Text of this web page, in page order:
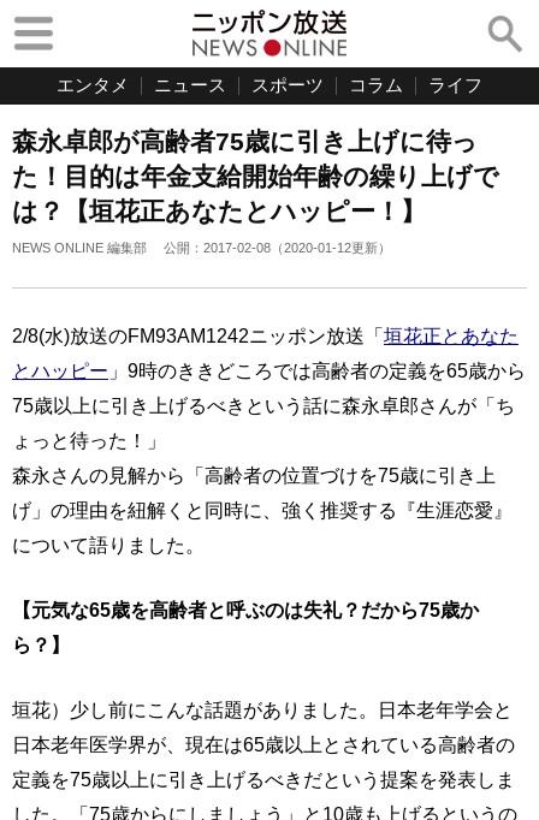
エンタメ ニュース スポーツ コラム ライフ
森永卓郎が高齢者75歳に引き上げに待っ
た！目的は年金支給開始年齢の繰り上げで
は？【垣花正あなたとハッピー！】
NEWS ONLINE 編集部 公開： 2017-02-08 （2020-01-12更新）
2/8(水)放送のFM93AM1242ニッポン放送「垣花正とあなた
とハッピー 」9時のききどころでは高齢者の定義を65歳から
75歳以上に引き上げるべきという話に森永卓郎さんが「ち
ょっと待った！」
森永さんの見解から「高齢者の位置づけを75歳に引き上
げ」の理由を紐解くと同時に、強く推奨する『生涯恋愛』
について語りました。
【元気な65歳を高齢者と呼ぶのは失礼？だから75歳か
ら？】
垣花）少し前にこんな話題がありました。日本老年学会と
日本老年医学界が、現在は65歳以上とされている高齢者の
定義を75歳以上に引き上げるべきだという提案を発表しま
した。「75歳からにしましょう」と10歳も上げるというの